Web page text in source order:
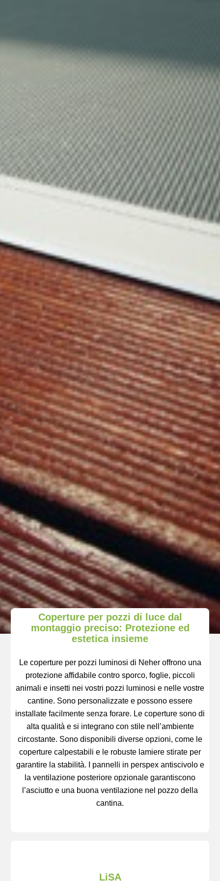
Coperture per pozzi di luce dal
montaggio preciso: Protezione ed
estetica insieme
Le coperture per pozzi luminosi di Neher offrono una
protezione affidabile contro sporco, foglie, piccoli
animali e insetti nei vostri pozzi luminosi e nelle vostre
cantine. Sono personalizzate e possono essere
installate facilmente senza forare. Le coperture sono di
alta qualità e si integrano con stile nell’ambiente
circostante. Sono disponibili diverse opzioni, come le
coperture calpestabili e le robuste lamiere stirate per
garantire la stabilità. I pannelli in perspex antiscivolo e
la ventilazione posteriore opzionale garantiscono
l’asciutto e una buona ventilazione nel pozzo della
cantina.
LiSA